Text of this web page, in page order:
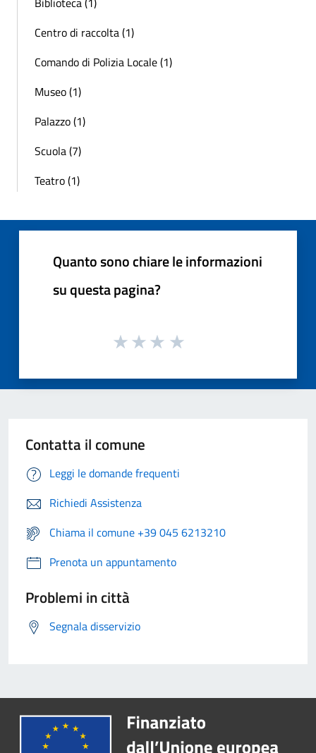
Centro di raccolta (1)
Comando di Polizia Locale (1)
Museo (1)
Palazzo (1)
Scuola (7)
Teatro (1)
Quanto sono chiare le informazioni
su questa pagina?
Contatta il comune
Leggi le domande frequenti
Richiedi Assistenza
Chiama il comune +39 045 6213210
Prenota un appuntamento
Problemi in città
Segnala disservizio